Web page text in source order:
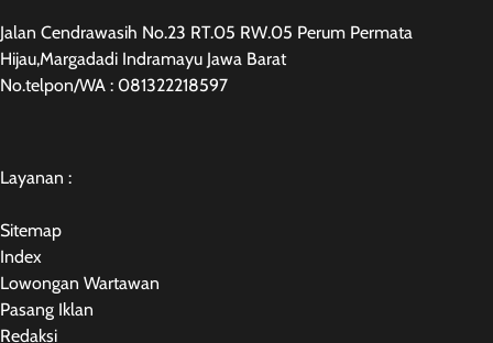
Jalan Cendrawasih No.23 RT.05 RW.05 Perum Permata
Hijau,Margadadi Indramayu Jawa Barat
No.telpon/WA : 081322218597
Layanan :
Sitemap
Index
Lowongan Wartawan
Pasang Iklan
Redaksi